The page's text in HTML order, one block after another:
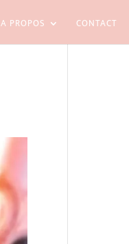
A PROPOS CONTACT